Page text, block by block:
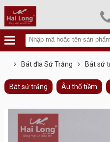
Lư hoá vàng
Bát đĩa Sứ Trắng Bát sứ
Bát sứ trắng Âu thố tiềm